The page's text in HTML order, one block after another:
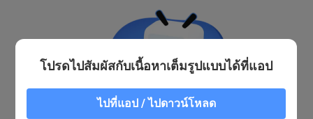
โปรดไปสัมผัสกับเนื้อหาเต็มรูปแบบได้ที่แอป
ไปที่แอป / ไปดาวน์โหลด